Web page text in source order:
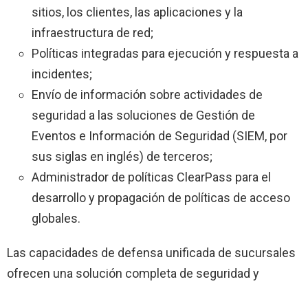
sitios, los clientes, las aplicaciones y la
infraestructura de red;
Políticas integradas para ejecución y respuesta a
incidentes;
Envío de información sobre actividades de
seguridad a las soluciones de Gestión de
Eventos e Información de Seguridad (SIEM, por
sus siglas en inglés) de terceros;
Administrador de políticas ClearPass para el
desarrollo y propagación de políticas de acceso
globales.
Las capacidades de defensa unificada de sucursales
ofrecen una solución completa de seguridad y